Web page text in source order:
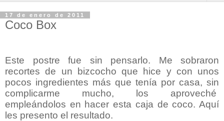
17 de enero de 2011
Coco Box
Este postre fue sin pensarlo. Me sobraron
recortes de un bizcocho que hice y con unos
pocos ingredientes más que tenía por casa, sin
complicarme mucho, los aproveché
empleándolos en hacer esta caja de coco. Aquí
les presento el resultado.